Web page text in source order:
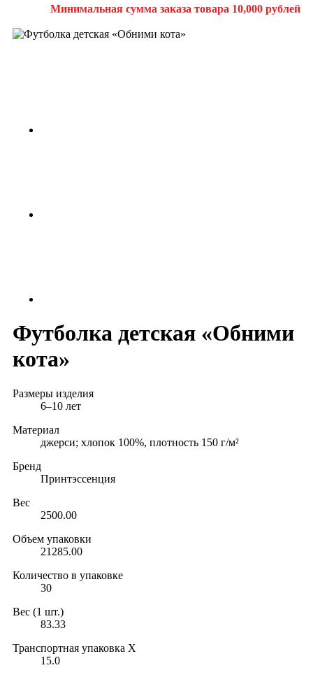
Минимальная сумма заказа товара 10,000 рублей
Футболка детская «Обними
кота»
Размеры изделия
6–10 лет
Материал
джерси; хлопок 100%, плотность 150 г/м²
Бренд
Принтэссенция
Вес
2500.00
Объем упаковки
21285.00
Количество в упаковке
30
Вес (1 шт.)
83.33
Транспортная упаковка X
15.0